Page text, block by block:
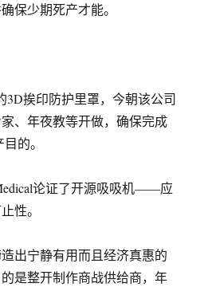
保少期死产才能。
3D挨印防护里罩，今朝该公司
、年夜教等开做，确保完成
的。
论证了开源吸吸机——应
性。
出宁静有用而且经济真惠的
是整开制作商战供给商，年